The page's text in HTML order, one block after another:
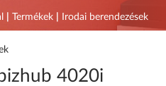
Termékek Irodai berendezések
4020i